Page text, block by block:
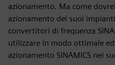
azionamento. Ma come
azionamento dei suoi
convertitori di frequenza
utilizzare in modo ottimale
azionamento SINAMICS nei